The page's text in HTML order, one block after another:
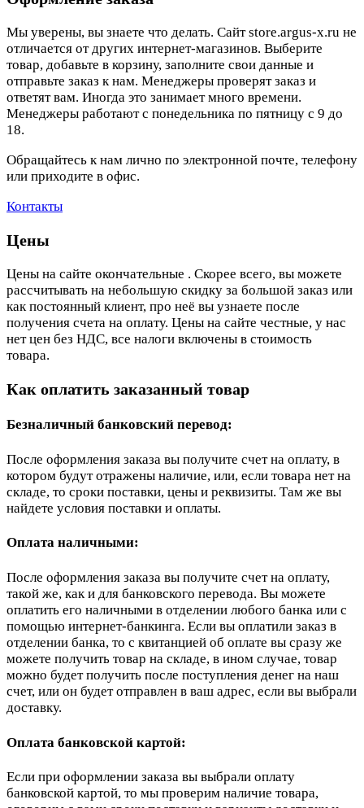
Мы уверены, вы знаете что делать. Сайт store.argus-x.ru не
отличается от других интернет-магазинов. Выберите
товар, добавьте в корзину, заполните свои данные и
отправьте заказ к нам. Менеджеры проверят заказ и
ответят вам. Иногда это занимает много времени.
Менеджеры работают с понедельника по пятницу с 9 до
18.
Обращайтесь к нам лично по электронной почте, телефону
или приходите в офис.
Контакты
Цены
Цены на сайте окончательные . Скорее всего, вы можете
рассчитывать на небольшую скидку за большой заказ или
как постоянный клиент, про неё вы узнаете после
получения счета на оплату. Цены на сайте честные, у нас
нет цен без НДС, все налоги включены в стоимость
товара.
Как оплатить заказанный товар
Безналичный банковский перевод:
После оформления заказа вы получите счет на оплату, в
котором будут отражены наличие, или, если товара нет на
складе, то сроки поставки, цены и реквизиты. Там же вы
найдете условия поставки и оплаты.
Оплата наличными:
После оформления заказа вы получите счет на оплату,
такой же, как и для банковского перевода. Вы можете
оплатить его наличными в отделении любого банка или с
помощью интернет-банкинга. Если вы оплатили заказ в
отделении банка, то с квитанцией об оплате вы сразу же
можете получить товар на складе, в ином случае, товар
можно будет получить после поступления денег на наш
счет, или он будет отправлен в ваш адрес, если вы выбрали
доставку.
Оплата банковской картой:
Если при оформлении заказа вы выбрали оплату
банковской картой, то мы проверим наличие товара,